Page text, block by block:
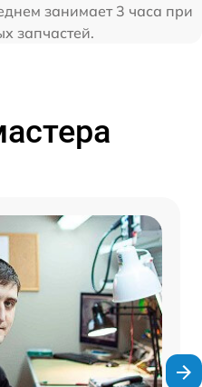
занимает 3 часа при
запчастей.